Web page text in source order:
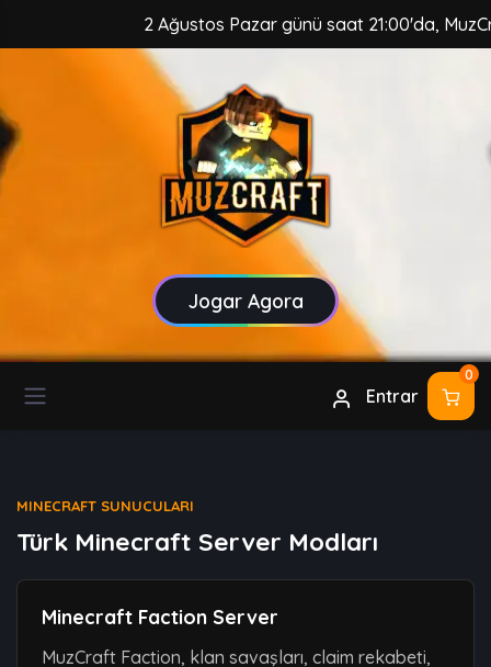
2 Ağustos Pazar günü saat 21:00'da, MuzCraft
Jogar Agora
Entrar
0
MINECRAFT SUNUCULARI
Türk Minecraft Server Modları
Minecraft Faction Server
MuzCraft Faction, klan savaşları, claim rekabeti,